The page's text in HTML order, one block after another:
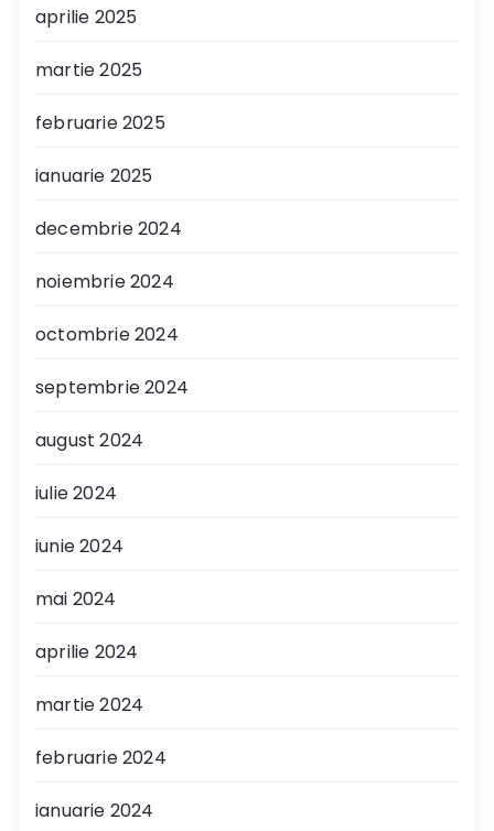
aprilie 2025
martie 2025
februarie 2025
ianuarie 2025
decembrie 2024
noiembrie 2024
octombrie 2024
septembrie 2024
august 2024
iulie 2024
iunie 2024
mai 2024
aprilie 2024
martie 2024
februarie 2024
ianuarie 2024